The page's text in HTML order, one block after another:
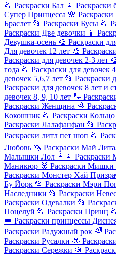
📂 Раскраски Бал 👧 Раскраски
Супер Принцесса 🌸
Браслет 📂 Раскраски Бусы 📂
Раскраски Две девочки 👧
Девушка-осень 🎨 Раскраски
Для девочек 12 лет 🎨
Раскраски для девочек 2-3 лет
года 📂 Раскраски для девочек
девочек 5,6,7 лет 📂 Раскраски
Раскраски для девочек 8 лет и
девочек 8, 9, 10 лет 🐾
Раскраски Женщина 🌈
Кокошник 📂 Раскраски Кольцо
Раскраски Лалафанфан 📂
Раскраски литл пет шоп 📂
Любовь 🦄 Раскраски Май
Малышки Лол 👩‍👧 Раскраски
Маникюр 🐻 Раскраски Мишки
Раскраски Монстер Хай
Бу Йорк 📂 Раскраски Мэри
Наследники 📂 Раскраски
Раскраски Одевалки 📂
Поцелуй 📂 Раскраски Принц 📂
👑 Раскраски принцессы
Раскраски Радужный рок 🌈
Раскраски Русалки 👰
Раскраски Сережки 📂